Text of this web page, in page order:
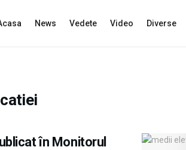
News Vedete Video Diverse
în Monitorul